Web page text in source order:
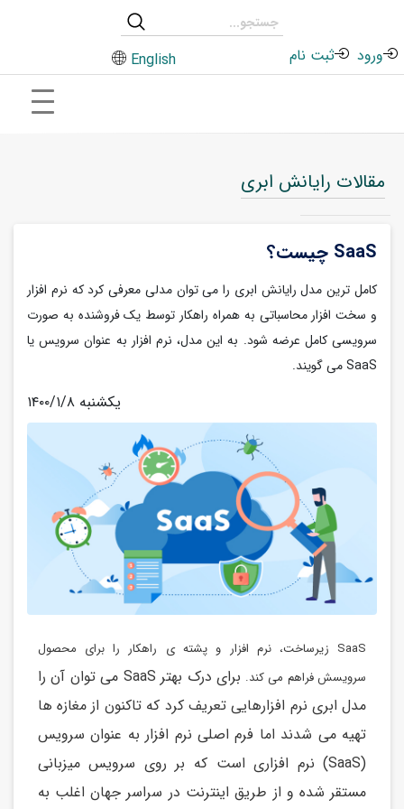
ورود ثبت نام English
مقالات رایانش ابری
SaaS چیست؟
کامل ترین مدل رایانش ابری را می توان مدلی معرفی کرد که نرم افزار
و سخت افزار محاسباتی به همراه راهکار توسط یک فروشنده به صورت
سرویسی کامل عرضه شود. به این مدل، نرم افزار به عنوان سرویس یا
SaaS می گویند.
۱۴۰۰/۱/۸ یکشنبه
SaaS زیرساخت، نرم افزار و پشته ی راهکار را برای محصول
سرویسش فراهم می کند.
برای درک بهتر SaaS می توان آن را
مدل ابری نرم افزارهایی تعریف کرد که تاکنون از مغازه ها
تهیه می شدند اما فرم اصلی نرم افزار به عنوان سرویس
(SaaS) نرم افزاری است که بر روی سرویس میزبانی
مستقر شده و از طریق اینترنت در سراسر جهان اغلب به